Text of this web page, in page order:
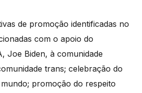
de promoção identificadas no
com o apoio do
Joe Biden, à comunidade
trans; celebração do
promoção do respeito